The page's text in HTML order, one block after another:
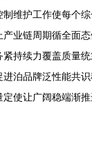
维护工作使每
业链周期循全
持续力覆盖质
泊品牌泛性能
使让广阔稳端